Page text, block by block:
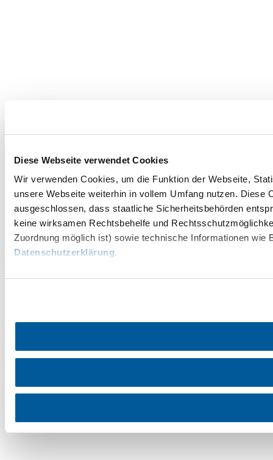
Diese Webseite verwendet Cookies
Wir verwenden Cookies, um die Funktion der Webseite,
unsere Webseite weiterhin in vollem Umfang nutzen.
ausgeschlossen, dass staatliche Sicherheitsbehörden
keine wirksamen Rechtsbehelfe und
Zuordnung möglich ist) sowie technische Informationen wie
Datenschutzerklärung.